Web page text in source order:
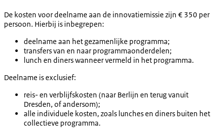
De kosten voor deelname aan de innovatiemissie zijn € 350 per
persoon. Hierbij is inbegrepen:
deelname aan het gezamenlijke programma;
transfers van en naar programmaonderdelen;
lunch en diners wanneer vermeld in het programma.
Deelname is exclusief:
reis- en verblijfskosten (naar Berlijn en terug vanuit
Dresden, of andersom);
alle individuele kosten, zoals lunches en diners buiten het
collectieve programma.